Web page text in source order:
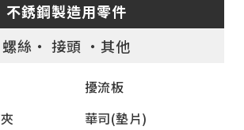
不銹鋼製造用零件
螺絲・ 接頭 ・其他
擾流板
華司(墊片)